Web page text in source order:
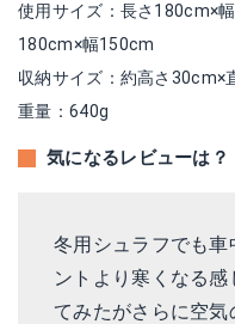
使用サイズ：長さ180cm×
180cm×幅150cm
収納サイズ：約高さ30cm×
重量：640g
気になるレビューは？
冬用シュラフでも
ントより寒くなる
てみたがさらに空